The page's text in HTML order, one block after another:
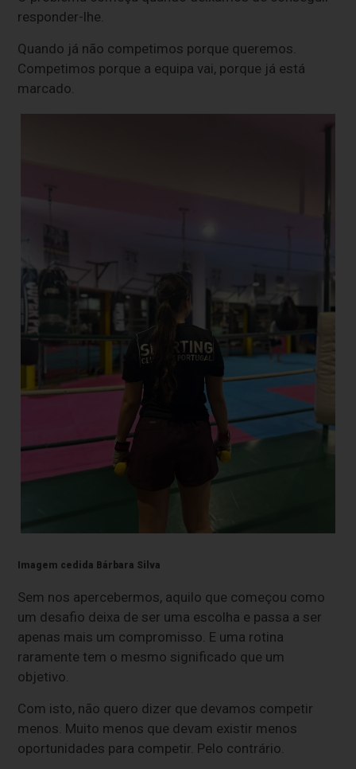
responder-lhe.
Quando já não competimos porque queremos.
Competimos porque a equipa vai, porque já está
marcado.
Imagem cedida Bárbara Silva
Sem nos apercebermos, aquilo que começou como
um desafio deixa de ser uma escolha e passa a ser
apenas mais um compromisso. E uma rotina
raramente tem o mesmo significado que um
objetivo.
Com isto, não quero dizer que devamos competir
menos. Muito menos que devam existir menos
oportunidades para competir. Pelo contrário.